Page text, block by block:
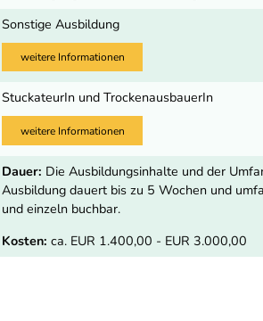
Sonstige Ausbildung
weitere Informationen
StuckateurIn und TrockenausbauerIn
weitere Informationen
Dauer: Die Ausbildungsinhalte und der
Ausbildung dauert bis zu 5 Wochen und
und einzeln buchbar.
Kosten: ca. EUR 1.400,00 - EUR 3.000,00